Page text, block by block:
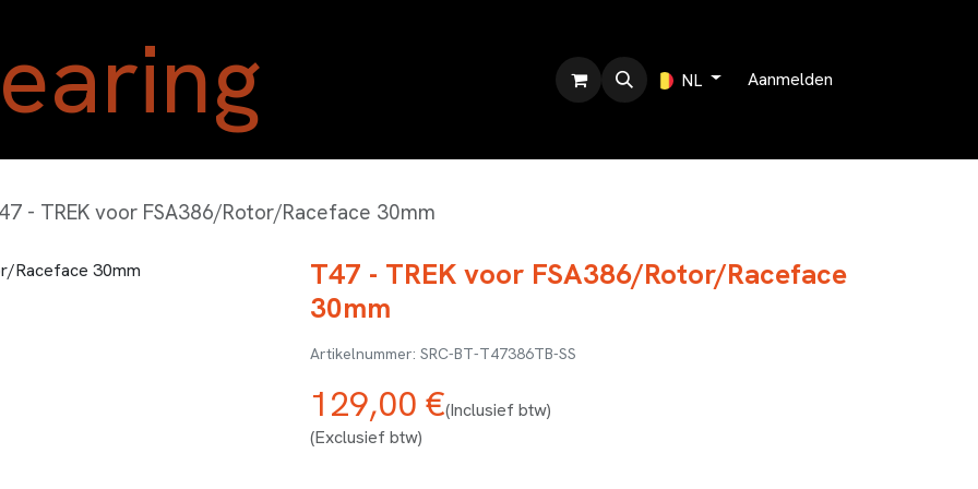
NL Aanmelden
- TREK voor FSA386/Rotor/Raceface 30mm
T47 - TREK voor FSA386/Rotor/Raceface
30mm
SRC-BT-T47386TB-SS
129,00 €(Inclusief btw)
(Exclusief btw)